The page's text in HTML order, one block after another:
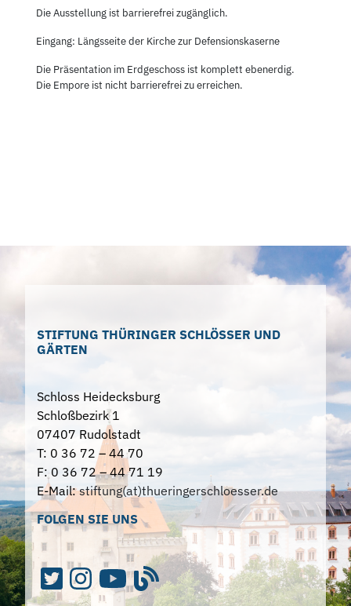
Die Ausstellung ist barrierefrei zugänglich.
Eingang: Längsseite der Kirche zur Defensionskaserne
Die Präsentation im Erdgeschoss ist komplett ebenerdig.
Die Empore ist nicht barrierefrei zu erreichen.
STIFTUNG THÜRINGER SCHLÖSSER UND
GÄRTEN
Schloss Heidecksburg
Schloßbezirk 1
07407 Rudolstadt
T: 0 36 72 – 44 70
F: 0 36 72 – 44 71 19
E-Mail:stiftung(at)thueringerschloesser.de
FOLGEN SIE UNS